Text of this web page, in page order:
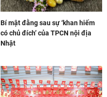
Bí mật đằng sau sự ‘khan hiếm
có chủ đích’ của TPCN nội địa
Nhật